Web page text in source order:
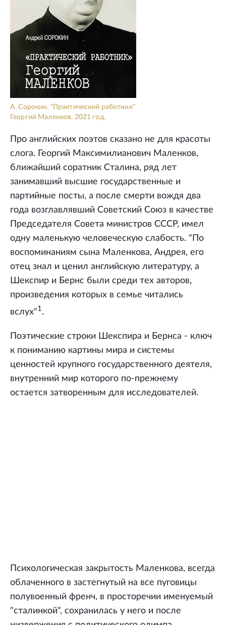
А. Сорокин. "Практический работник"
Георгий Маленков. 2021 год.
Про английских поэтов сказано не для красоты
слога. Георгий Максимилианович Маленков,
ближайший соратник Сталина, ряд лет
занимавший высшие государственные и
партийные посты, а после смерти вождя два
года возглавлявший Советский Союз в качестве
Председателя Совета министров СССР, имел
одну маленькую человеческую слабость. "По
воспоминаниям сына Маленкова, Андрея, его
отец знал и ценил английскую литературу, а
Шекспир и Бернс были среди тех авторов,
произведения которых в семье читались
вслух"1 .
Поэтические строки Шекспира и Бернса - ключ
к пониманию картины мира и системы
ценностей крупного государственного деятеля,
внутренний мир которого по-прежнему
остается затворенным для исследователей.
Психологическая закрытость Маленкова, всегда
облаченного в застегнутый на все пуговицы
полувоенный френч, в просторечии именуемый
"сталинкой", сохранилась у него и после